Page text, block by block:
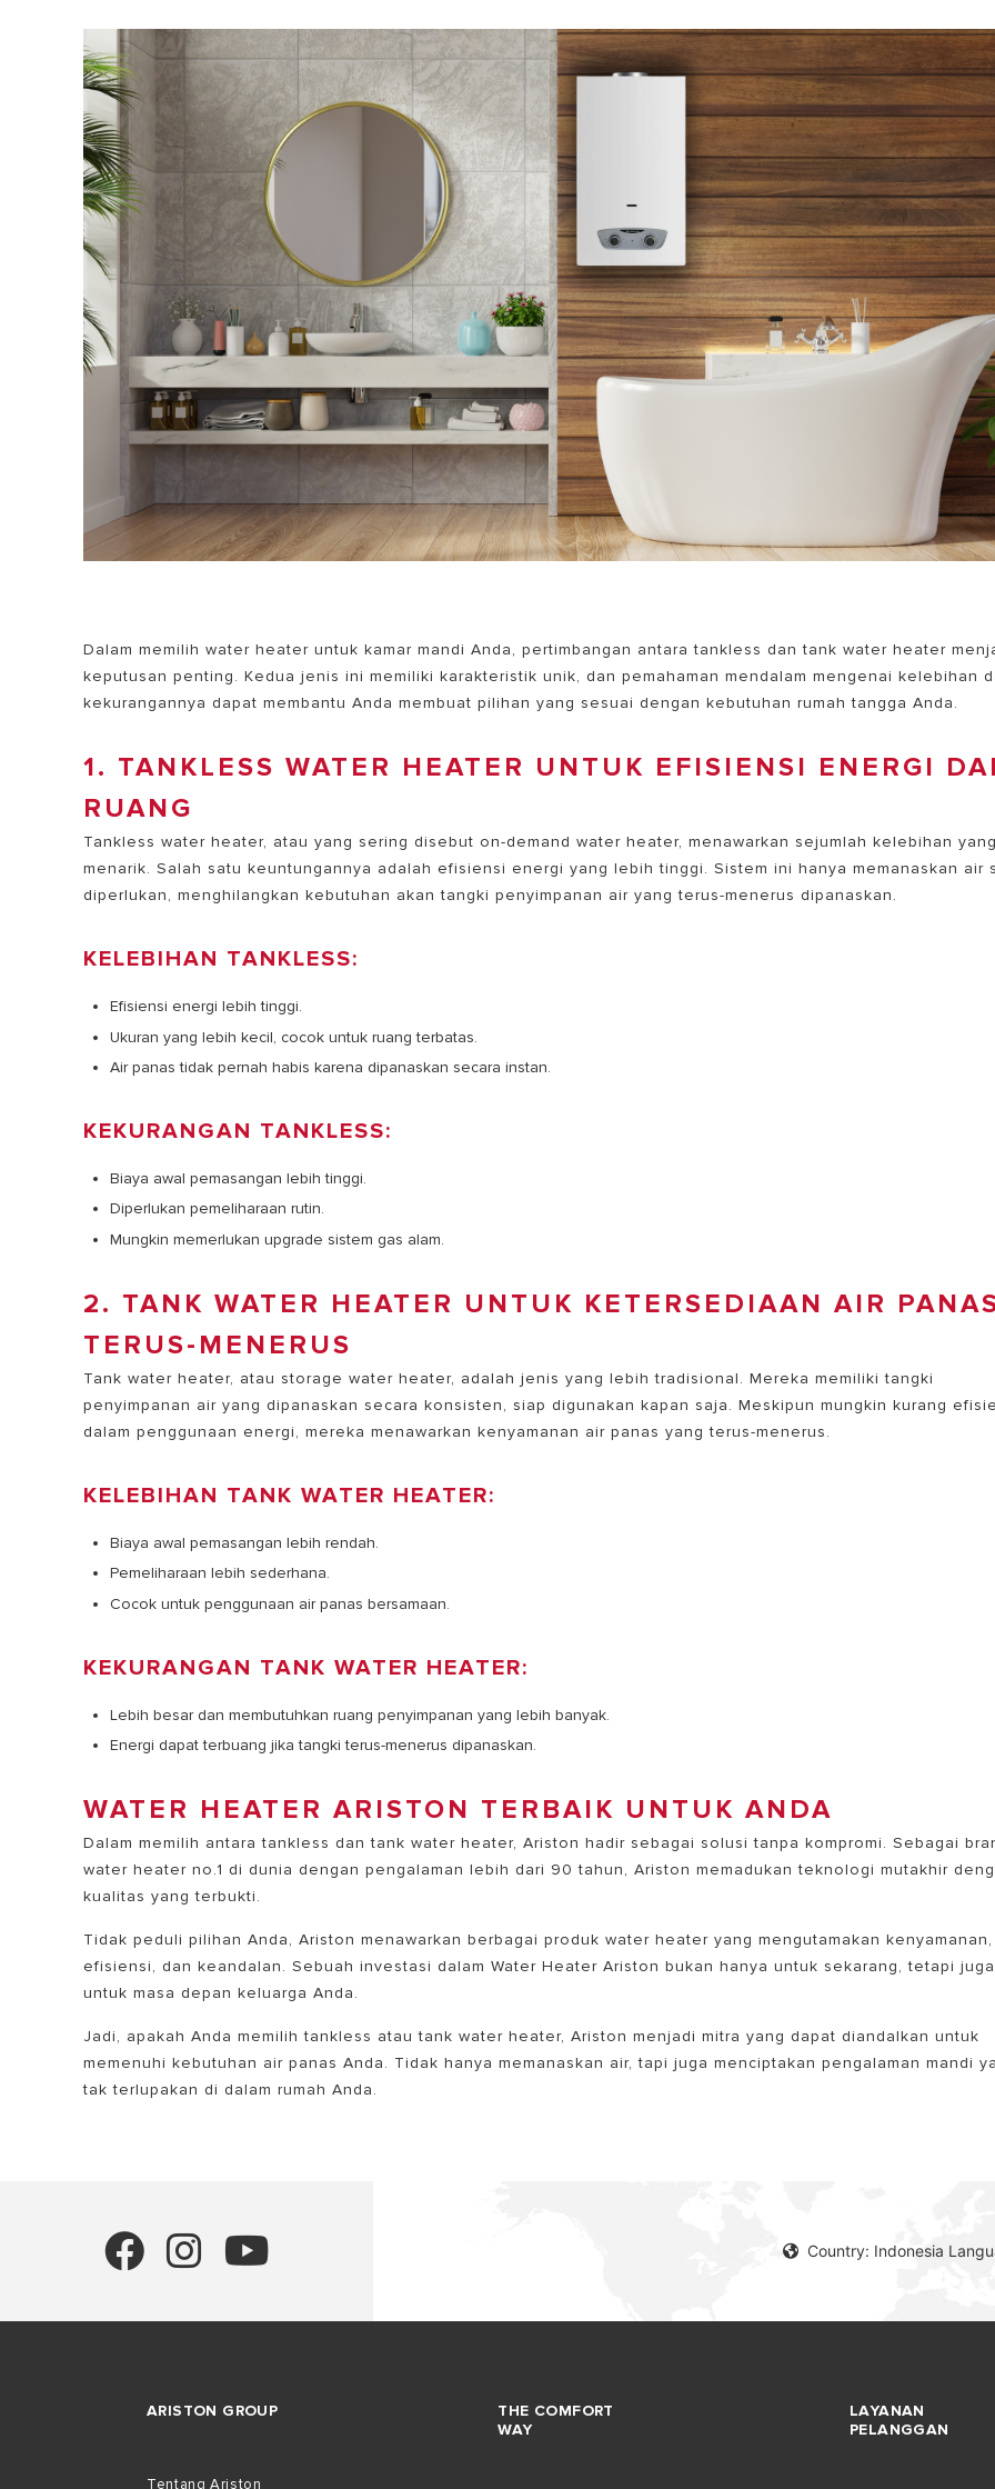
SEMUA MODEL PEMANAS AIR LISTRIK
Dalam memilih water heater untuk kamar mandi Anda, pertimbangan antara tankless dan tank water heater
keputusan penting. Kedua jenis ini memiliki karakteristik unik, dan pemahaman mendalam mengenai kelebihan
kekurangannya dapat membantu Anda membuat pilihan yang sesuai dengan kebutuhan rumah tangga Anda.
1. TANKLESS WATER HEATER UNTUK EFISIENSI ENERGI
RUANG
Tankless water heater, atau yang sering disebut on-demand water heater, menawarkan sejumlah kelebihan
menarik. Salah satu keuntungannya adalah efisiensi energi yang lebih tinggi. Sistem ini hanya memanaskan air
diperlukan, menghilangkan kebutuhan akan tangki penyimpanan air yang terus-menerus dipanaskan.
KELEBIHAN TANKLESS:
Efisiensi energi lebih tinggi.
Ukuran yang lebih kecil, cocok untuk ruang terbatas.
Air panas tidak pernah habis karena dipanaskan secara instan.
KEKURANGAN TANKLESS:
Biaya awal pemasangan lebih tinggi.
Diperlukan pemeliharaan rutin.
Mungkin memerlukan upgrade sistem gas alam.
2. TANK WATER HEATER UNTUK KETERSEDIAAN AIR
TERUS-MENERUS
Tank water heater, atau storage water heater, adalah jenis yang lebih tradisional. Mereka memiliki tangki
penyimpanan air yang dipanaskan secara konsisten, siap digunakan kapan saja. Meskipun mungkin kurang
dalam penggunaan energi, mereka menawarkan kenyamanan air panas yang terus-menerus.
KELEBIHAN TANK WATER HEATER:
Biaya awal pemasangan lebih rendah.
Pemeliharaan lebih sederhana.
Cocok untuk penggunaan air panas bersamaan.
KEKURANGAN TANK WATER HEATER:
Lebih besar dan membutuhkan ruang penyimpanan yang lebih banyak.
Energi dapat terbuang jika tangki terus-menerus dipanaskan.
WATER HEATER ARISTON TERBAIK UNTUK ANDA
Dalam memilih antara tankless dan tank water heater, Ariston hadir sebagai solusi tanpa kompromi. Sebagai
water heater no.1 di dunia dengan pengalaman lebih dari 90 tahun, Ariston memadukan teknologi mutakhir
kualitas yang terbukti.
Tidak peduli pilihan Anda, Ariston menawarkan berbagai produk water heater yang mengutamakan kenyamanan,
efisiensi, dan keandalan. Sebuah investasi dalam Water Heater Ariston bukan hanya untuk sekarang, tetapi juga
untuk masa depan keluarga Anda.
Jadi, apakah Anda memilih tankless atau tank water heater, Ariston menjadi mitra yang dapat diandalkan untuk
memenuhi kebutuhan air panas Anda. Tidak hanya memanaskan air, tapi juga menciptakan pengalaman mandi
tak terlupakan di dalam rumah Anda.
Country: Indonesia
ARISTON GROUP
Tentang Ariston
THE COMFORT
WAY
LAYANAN
PELANGGAN